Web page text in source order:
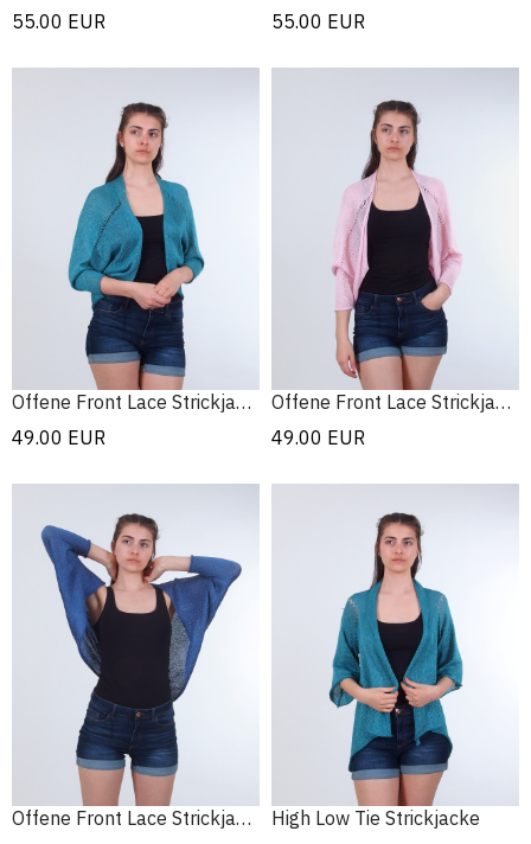
55.00 EUR
55.00 EUR
Offene Front Lace Strickjacke
49.00 EUR
Offene Front Lace Strickjacke
49.00 EUR
Offene Front Lace Strickjacke
High Low Tie Strickjacke